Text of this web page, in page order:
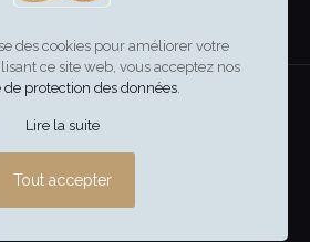
légales
des cookies pour améliorer votre
ce site web, vous acceptez nos
de protection des données.
Lire la suite
Tout accepter